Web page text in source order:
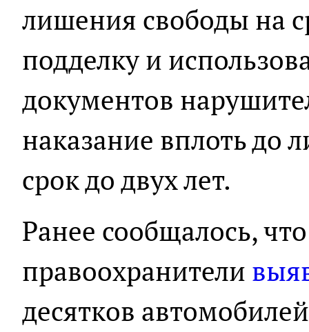
лишения свободы на
подделку и
документов
наказание вплоть до
срок до двух лет.
Ранее сообщалось,
правоохранители
десятков